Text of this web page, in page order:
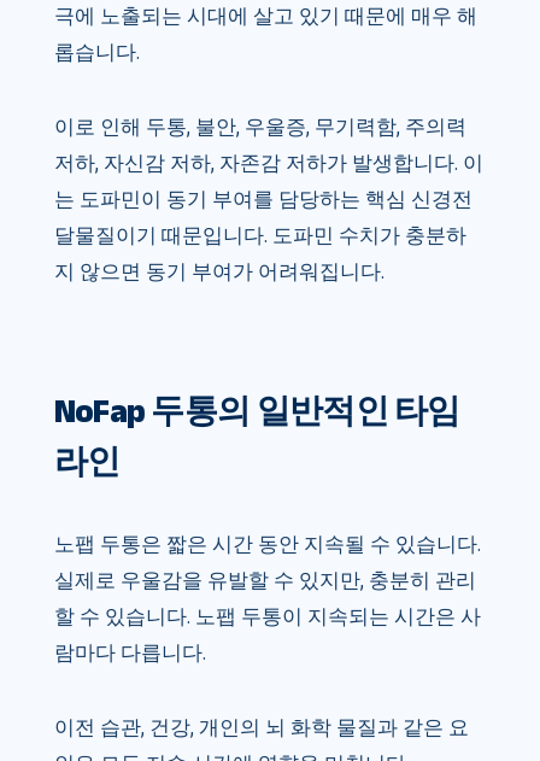
극에 노출되는 시대에 살고 있기 때문에 매우 해
롭습니다.
이로 인해 두통, 불안, 우울증, 무기력함, 주의력
저하, 자신감 저하, 자존감 저하가 발생합니다. 이
는 도파민이 동기 부여를 담당하는 핵심 신경전
달물질이기 때문입니다. 도파민 수치가 충분하
지 않으면 동기 부여가 어려워집니다.
NoFap 두통의 일반적인 타임
라인
노팹 두통은 짧은 시간 동안 지속될 수 있습니다.
실제로 우울감을 유발할 수 있지만, 충분히 관리
할 수 있습니다. 노팹 두통이 지속되는 시간은 사
람마다 다릅니다.
이전 습관, 건강, 개인의 뇌 화학 물질과 같은 요